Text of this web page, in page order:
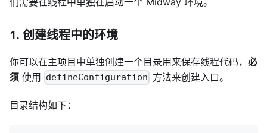
1. 创建线程中的环境
你可以在主项目中单独创建一个目录用来保存线程代码， 必
须 使用 defineConfiguration 方法来创建入口。
目录结构如下：